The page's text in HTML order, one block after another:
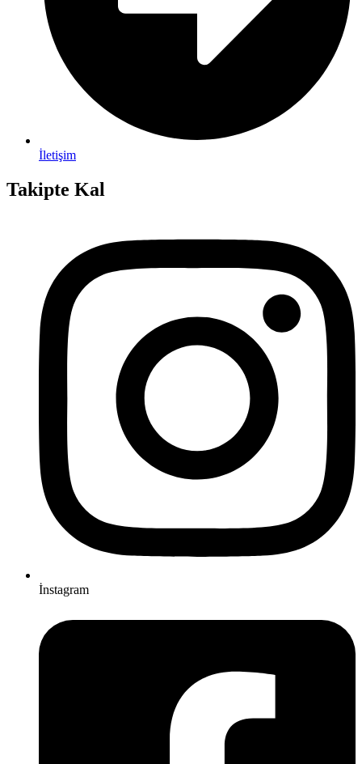
İletişim
Takipte Kal
İnstagram